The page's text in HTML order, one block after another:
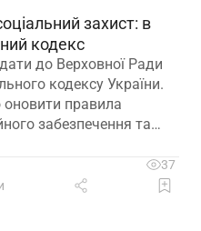
захист: в
кодекс
до Верховної Ради
кодексу України.
правила
забезпечення та
із правом ЄС
37